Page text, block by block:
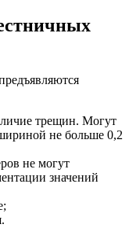
трещин. Могут
не больше 0,2
не могут
значений